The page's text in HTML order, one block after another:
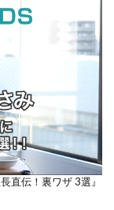
直伝！裏ワザ 3選』